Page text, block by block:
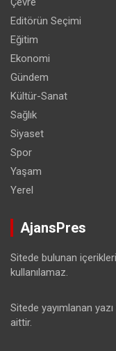
Editörün Seçimi
Eğitim
Ekonomi
Gündem
Kültür-Sanat
Sağlık
Siyaset
Spor
Yaşam
Yerel
AjansPres
Sitede bulunan
kullanılamaz.
Sitede yayımlanan
aittir.